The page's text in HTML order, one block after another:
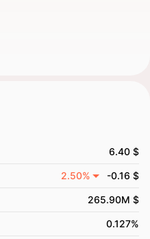
6.40 $
2.50% -0.16 $
265.90M $
0.127%